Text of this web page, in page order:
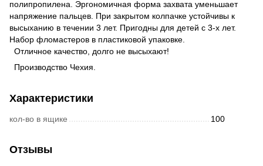
полипропилена. Эргономичная форма захвата уменьшает
напряжение пальцев. При закрытом колпачке устойчивы к
высыханию в течении 3 лет. Пригодны для детей с 3-х лет.
Набор фломастеров в пластиковой упаковке.
Отличное качество, долго не высыхают!
Производство Чехия.
Характеристики
кол-во в ящике 100
Отзывы